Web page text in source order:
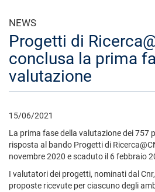
NEWS
Progetti di
conclusa la prima
valutazione
15/06/2021
La prima fase della valutazione dei 757
risposta al bando Progetti di
novembre 2020 e scaduto il 6 febbraio
I valutatori dei progetti, nominati dal
proposte ricevute per ciascuno degli